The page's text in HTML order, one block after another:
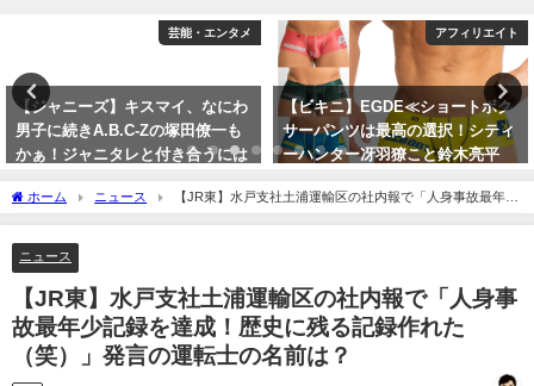
芸能・エンタメ
【ジャニーズ】キスマイ、なにわ
男子に続きA.B.C-Zの塚田僚一も
かぁ！ジャニタレと付き合うには
セクシー女優になるべし！
アフィリエイト
【ビキニ】EGDE≪ショートボク
サーパンツは最高の選択！シティ
ーハンター冴羽獠こと鈴木亮平
ホーム ニュース
【JR東】水戸支社土浦運輸区の社内報で「人身事故最年少
記録を達成！歴史に残る記録作れた（笑）」発言の運転士の名前は？
ニュース
【JR東】水戸支社土浦運輸区の社内報で「人身事
故最年少記録を達成！歴史に残る記録作れた
（笑）」発言の運転士の名前は？